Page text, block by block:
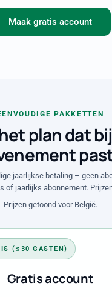
Maak gratis account
PAKKETTEN
plan dat
jaarlijkse betaling – geen
of jaarlijks abonnement. Prijzen
Prijzen getoond voor België.
(≤30 GASTEN)
Gratis account